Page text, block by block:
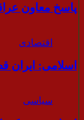
پاسخ معاون
اقتصادی
اسلامی: ایران قصد
سیاسی